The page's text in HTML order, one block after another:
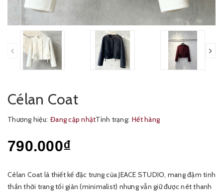
Célan Coat
Thương hiệu: Đang cập nhậtTình trạng: Hết hàng
790.000₫
Célan Coat là thiết kế đặc trưng của JEACE STUDIO, mang đậm tinh
thần thời trang tối giản (minimalist) nhưng vẫn giữ được nét thanh